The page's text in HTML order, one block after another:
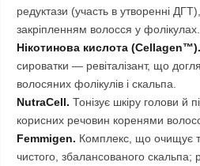
редуктази (участь в утворенні
закріпленням волосся у фолікулах.
Нікотинова кислота (Cellagen™).
сироватки — ревіталізант, що
волосяних фолікулів і скальпа.
NutraCell. Тонізує шкіру голови й
корисних речовин коренями
Femmigen. Комплекс, що очищує
чистого, збалансованого скальпа;